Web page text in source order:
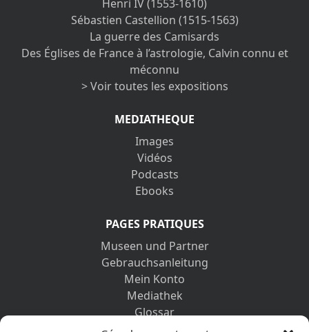
Henri IV (1553-1610)
Sébastien Castellion (1515-1563)
La guerre des Camisards
Des Églises de France à l’astrologie, Calvin connu et
méconnu
> Voir toutes les expositions
MEDIATHEQUE
Images
Vidéos
Podcasts
Ebooks
PAGES PRATIQUES
Museen und Partner
Gebrauchsanleitung
Mein Konto
Mediathek
Glossar
Kontaktformular